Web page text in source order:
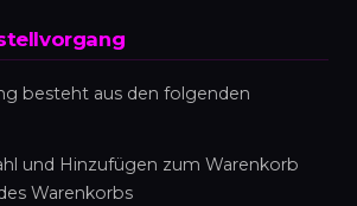
besteht aus den folgenden
und Hinzufügen zum Warenkorb
Warenkorbs